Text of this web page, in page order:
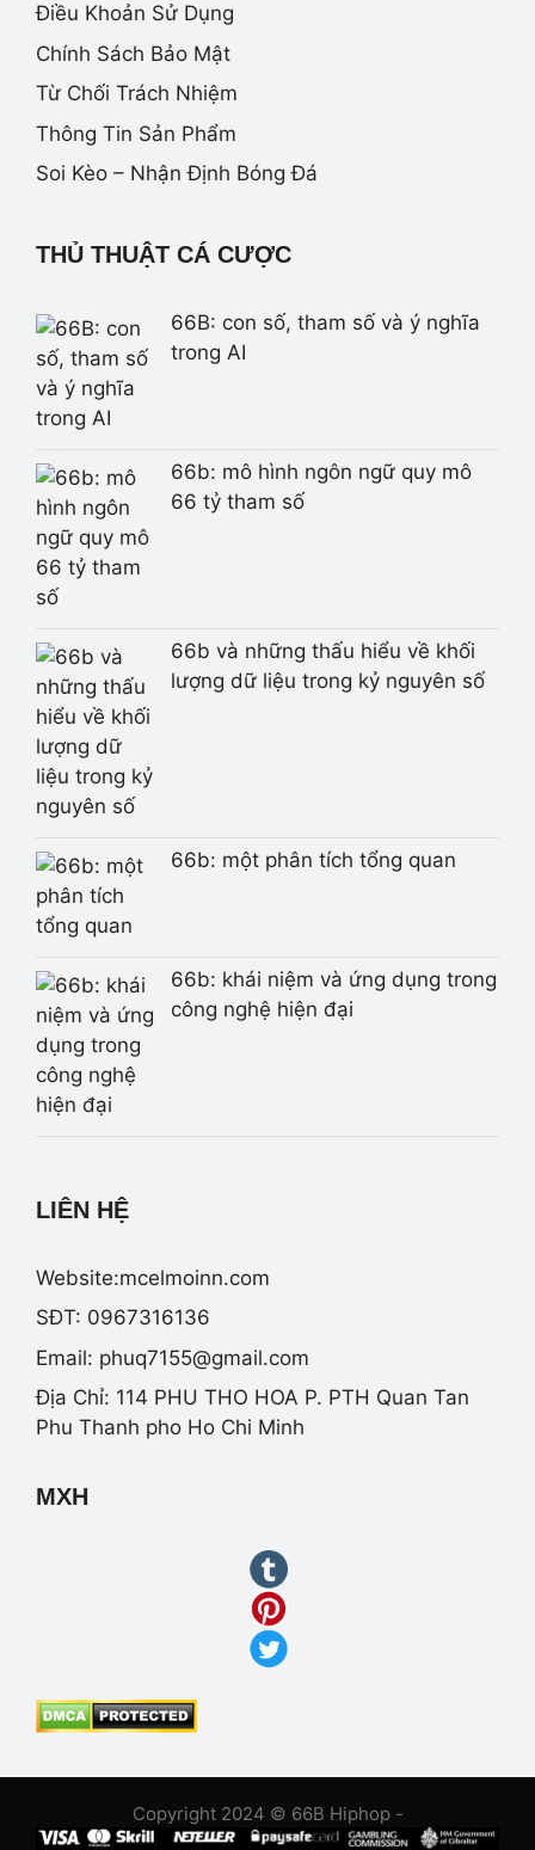
Điều Khoản Sử Dụng
Chính Sách Bảo Mật
Từ Chối Trách Nhiệm
Thông Tin Sản Phẩm
Soi Kèo – Nhận Định Bóng Đá
THỦ THUẬT CÁ CƯỢC
66B: con số, tham số và ý nghĩa
trong AI
66b: mô hình ngôn ngữ quy mô
66 tỷ tham số
66b và những thấu hiểu về khối
lượng dữ liệu trong kỷ nguyên số
66b: một phân tích tổng quan
66b: khái niệm và ứng dụng trong
công nghệ hiện đại
LIÊN HỆ
Website:mcelmoinn.com
SĐT: 0967316136
Email: phuq7155@gmail.com
Địa Chỉ: 114 PHU THO HOA P. PTH Quan Tan
Phu Thanh pho Ho Chi Minh
MXH
Copyright 2024 © 66B Hiphop -